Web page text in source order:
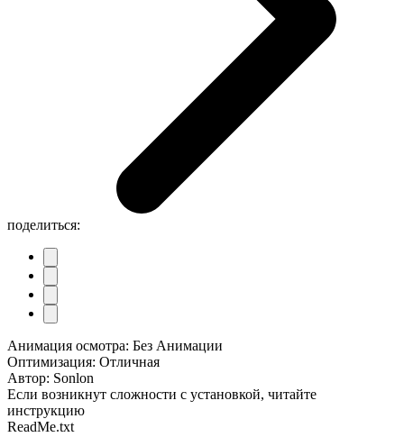
поделиться:
Анимация осмотра: Без Анимации
Оптимизация: Отличная
Автор: Sonlon
Если возникнут сложности с установкой, читайте
инструкцию
ReadMe.txt